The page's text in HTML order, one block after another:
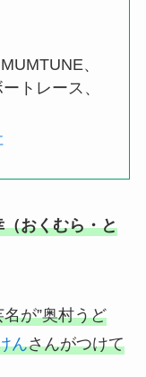
、
トレース、
おくむら・と
が”奥村うど
んさんがつけて